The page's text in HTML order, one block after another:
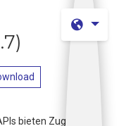
)
bieten Zugang